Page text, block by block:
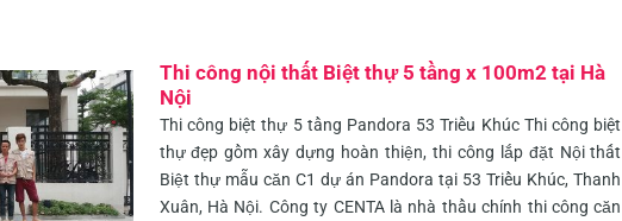
Thi công nội thất Biệt thự 5 tầng x 100m2 tại Hà
Nội
Thi công biệt thự 5 tầng Pandora 53 Triều Khúc Thi công biệt
thự đẹp gồm xây dựng hoàn thiện, thi công lắp đặt Nội thất
Biệt thự mẫu căn C1 dự án Pandora tại 53 Triều Khúc, Thanh
Xuân, Hà Nội. Công ty CENTA là nhà thầu chính thi công căn